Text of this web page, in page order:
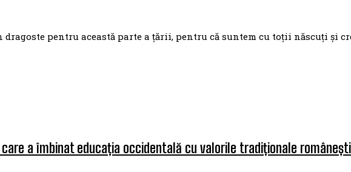
dragoste pentru această parte a țării, pentru că suntem cu toții născuți și
a îmbinat educația occidentală cu valorile tradiționale românești